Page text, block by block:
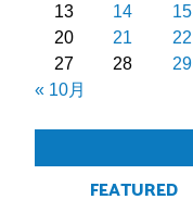
« 10月
13
14 15
20
21 22
27
28 29
FEATURED